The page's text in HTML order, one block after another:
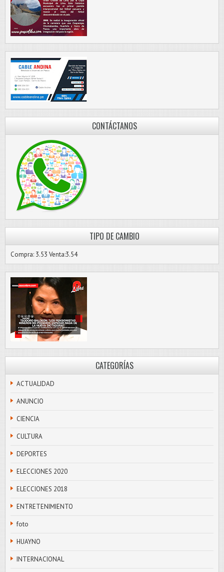
CONTÁCTANOS
TIPO DE CAMBIO
Compra: 3.53 Venta:3.54
CATEGORÍAS
ACTUALIDAD
ANUNCIO
CIENCIA
CULTURA
DEPORTES
ELECCIONES 2020
ELECCIONES 2018
ENTRETENIMIENTO
foto
HUAYNO
INTERNACIONAL